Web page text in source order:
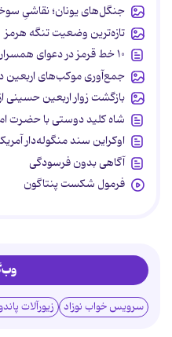
جنگل‌های یونان؛ نقاشیِ
تازه‌ترین وضعیت تنگه هرمز
۱۰ خط قرمز در دعوای همسران
جمع‌آوری موکب‌های اربعین
بازگشت زوار اربعین حسینی
شاه کلید دوستی با حضرت
اوکراین سند منگوله‌دار
آگاهی بدون فرسودگی
فرمول شکست پنتاگون
سرویس خواب نوزاد زیورآلات